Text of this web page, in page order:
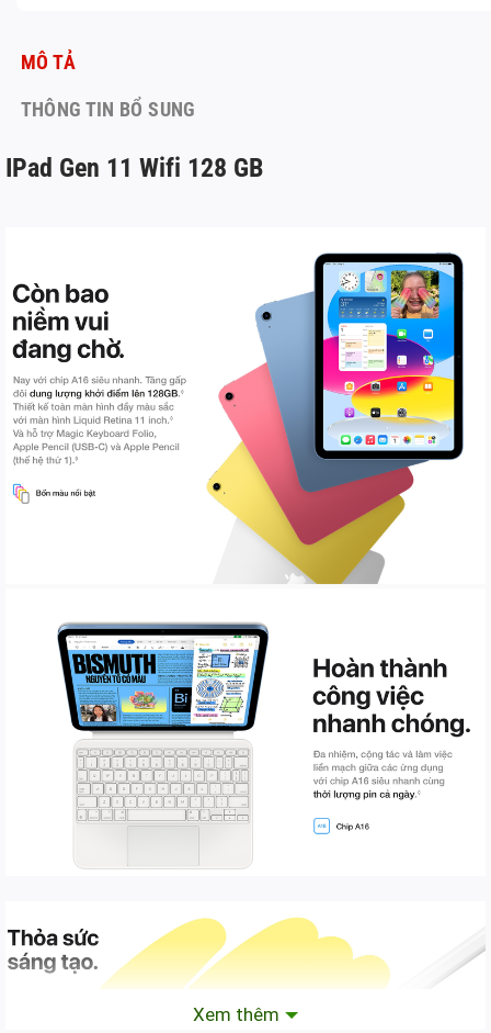
MÔ TẢ
THÔNG TIN BỔ SUNG
IPad Gen 11 Wifi 128 GB
Xem thêm